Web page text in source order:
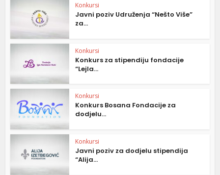
Konkursi
Javni poziv Udruženja “Nešto Više”
za...
Konkursi
Konkurs za stipendiju fondacije
“Lejla...
Konkursi
Konkurs Bosana Fondacije za
dodjelu...
Konkursi
Javni poziv za dodjelu stipendija
“Alija...